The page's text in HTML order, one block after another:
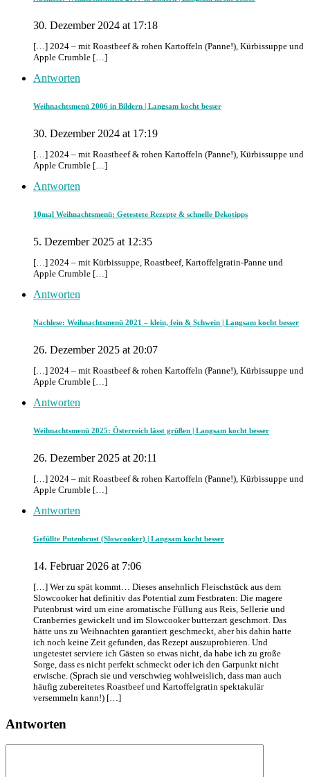
30. Dezember 2024 at 17:18
[…] 2024 – mit Roastbeef & rohen Kartoffeln (Panne!), Kürbissuppe und
Apple Crumble […]
Antworten
Weihnachtsmenü 2006 in Bildern | Langsam kocht besser
30. Dezember 2024 at 17:19
[…] 2024 – mit Roastbeef & rohen Kartoffeln (Panne!), Kürbissuppe und
Apple Crumble […]
Antworten
10mal Weihnachtsmenü: Getestete Rezepte & schnelle Dekotipps
5. Dezember 2025 at 12:35
[…] 2024 – mit Kürbissuppe, Roastbeef, Kartoffelgratin-Panne und
Apple Crumble […]
Antworten
Nachlese: Weihnachtsmenü 2021 – klein, fein & Schwein | Langsam kocht besser
26. Dezember 2025 at 20:07
[…] 2024 – mit Roastbeef & rohen Kartoffeln (Panne!), Kürbissuppe und
Apple Crumble […]
Antworten
Weihnachtsmenü 2025: Österreich lässt grüßen | Langsam kocht besser
26. Dezember 2025 at 20:11
[…] 2024 – mit Roastbeef & rohen Kartoffeln (Panne!), Kürbissuppe und
Apple Crumble […]
Antworten
Gefüllte Putenbrust (Slowcooker) | Langsam kocht besser
14. Februar 2026 at 7:06
[…] Wer zu spät kommt… Dieses ansehnlich Fleischstück aus dem
Slowcooker hat definitiv das Potential zum Festbraten: Die magere
Putenbrust wird um eine aromatische Füllung aus Reis, Sellerie und
Cranberries gewickelt und im Slowcooker butterzart geschmort. Das
hätte uns zu Weihnachten garantiert geschmeckt, aber bis dahin hatte
ich noch keine Zeit gefunden, das Rezept auszuprobieren. Und
ungetestet serviere ich Gästen so etwas nicht, da habe ich zu große
Sorge, dass es nicht perfekt schmeckt oder ich den Garpunkt nicht
erwische. (Sprach sie und verschwieg wohlweislich, dass man auch
häufig zubereitetes Roastbeef und Kartoffelgratin spektakulär
versemmeln kann!) […]
Antworten